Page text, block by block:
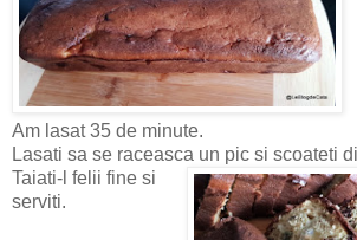
Am lasat 35 de minute.
Lasati sa se raceasca un pic si scoateti
Taiati-l felii fine si
serviti.